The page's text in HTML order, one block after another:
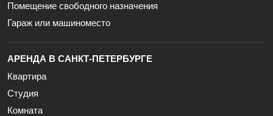
Помещение свободного назначения
Гараж или машиноместо
АРЕНДА В САНКТ-ПЕТЕРБУРГЕ
Квартира
Студия
Комната